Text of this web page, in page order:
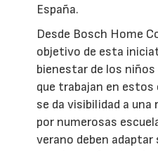
España.
Desde Bosch Home
objetivo de esta
bienestar de los
que trabajan en
se da visibilidad a
por numerosas
verano deben